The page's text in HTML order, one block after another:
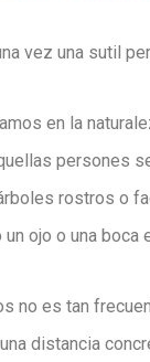
vez una sutil
en la
persones
rostros o
ojo o una boca
no es tan
distancia